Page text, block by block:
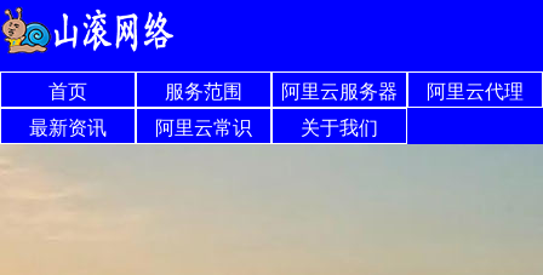
首页 服务范围 阿里云服务器
阿里云代理
最新资讯
阿里云常识 关于我们